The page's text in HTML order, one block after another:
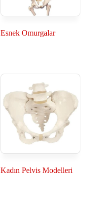
Esnek Omurgalar
Kadın Pelvis Modelleri